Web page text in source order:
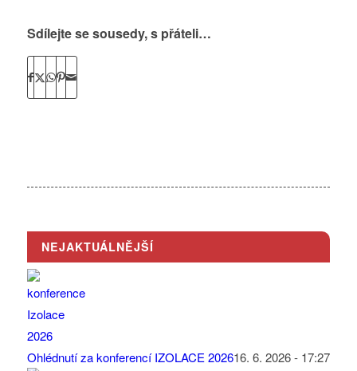
Sdílejte se sousedy, s přáteli…
NEJAKTUÁLNĚJŠÍ
Ohlédnutí za konferencí IZOLACE 202616. 6. 2026 - 17:27